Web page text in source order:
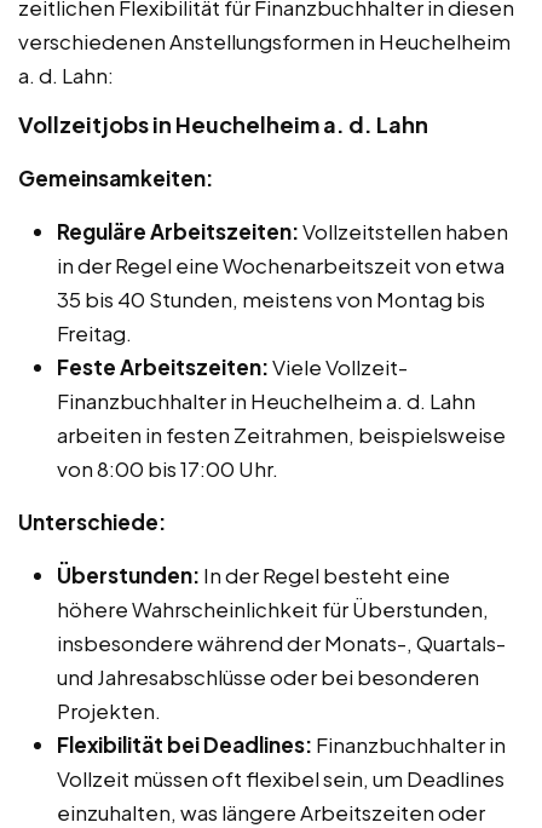
zeitlichen Flexibilität für Finanzbuchhalter in diesen
verschiedenen Anstellungsformen in Heuchelheim
a. d. Lahn:
Vollzeitjobs in Heuchelheim a. d. Lahn
Gemeinsamkeiten:
Reguläre Arbeitszeiten:Vollzeitstellen haben
in der Regel eine Wochenarbeitszeit von etwa
35 bis 40 Stunden, meistens von Montag bis
Freitag.
Feste Arbeitszeiten:Viele Vollzeit-
Finanzbuchhalter in Heuchelheim a. d. Lahn
arbeiten in festen Zeitrahmen, beispielsweise
von 8:00 bis 17:00 Uhr.
Unterschiede:
Überstunden: In der Regel besteht eine
höhere Wahrscheinlichkeit für Überstunden,
insbesondere während der Monats-, Quartals-
und Jahresabschlüsse oder bei besonderen
Projekten.
Flexibilität bei Deadlines: Finanzbuchhalter in
Vollzeit müssen oft flexibel sein, um Deadlines
einzuhalten, was längere Arbeitszeiten oder